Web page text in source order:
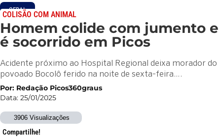
GERAL
COLISÃO COM ANIMAL
Homem colide com jumento e
é socorrido em Picos
Acidente próximo ao Hospital Regional deixa morador do
povoado Bocolô ferido na noite de sexta-feira….
Por: Redação Picos360graus
Data: 25/01/2025
3906 Visualizações
Compartilhe!